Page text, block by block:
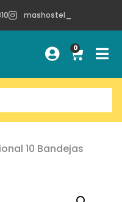
mashostel_
0
10 Bandejas